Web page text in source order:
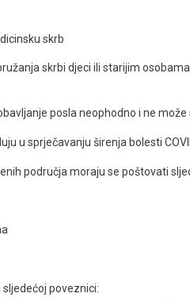
skrb
skrbi djeci ili starijim
posla neophodno i ne
u sprječavanju širenja bolesti
područja moraju se poštovati
poveznici: